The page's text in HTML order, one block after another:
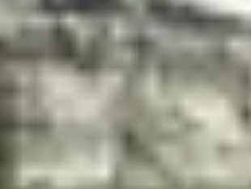
Cantine da visitare e degustazioni
Cantine da visitare e degustazioni
Roussillon
Cantine da visitare e degustazioni
Charentes
Cantine da visitare e degustazioni
Cantine da visitare e degustazioni